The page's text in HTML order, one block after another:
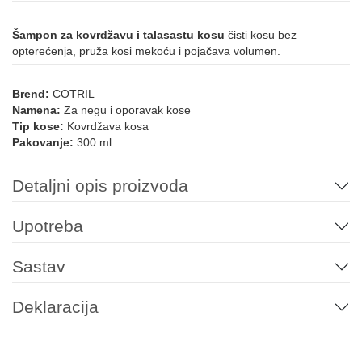
Šampon za kovrdžavu i talasastu kosu čisti kosu bez
opterećenja, pruža kosi mekoću i pojačava volumen.
Brend: COTRIL
Namena: Za negu i oporavak kose
Tip kose: Kovrdžava kosa
Pakovanje: 300 ml
Detaljni opis proizvoda
Upotreba
Sastav
Deklaracija